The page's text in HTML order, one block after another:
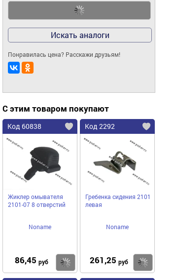
Искать аналоги
Понравилась цена? Расскажи друзьям!
С этим товаром покупают
Код 60838
Жиклер омывателя
2101-07 8 отверстий
Noname
86,45 руб Купить
Код 2292
Гребенка сидения 2101
левая
Noname
261,25 руб